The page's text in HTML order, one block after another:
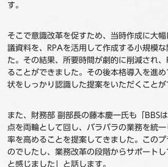
す。
そこで意識改革を促すため、当時作成に大
議資料を、RPAを活用して作成する小規模
た。その結果、所要時間が劇的に削減され
ることができました。その後本格導入を進
状をしっかり認識した提案をいただくことが
また、財務部 副部長の藤本慶一氏も「BBS
点を両輪として回し、バラバラの業務を統
率を高めることを提案してきました。この
のでしたし、業務改革の段階からサポート
と感じました」と話します。